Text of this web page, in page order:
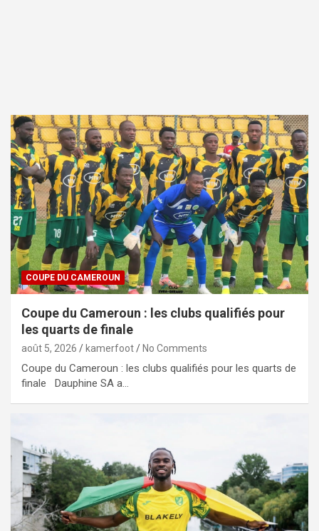
COUPE DU CAMEROUN
Coupe du Cameroun : les clubs qualifiés pour
les quarts de finale
août 5, 2026 kamerfoot No Comments
Coupe du Cameroun : les clubs qualifiés pour les quarts de
finale Dauphine SA a…